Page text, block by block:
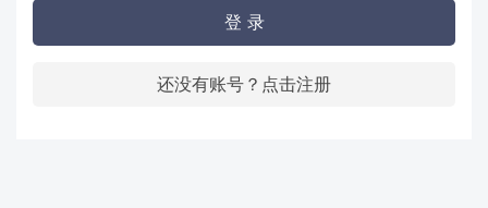
登 录
还没有账号？点击注册